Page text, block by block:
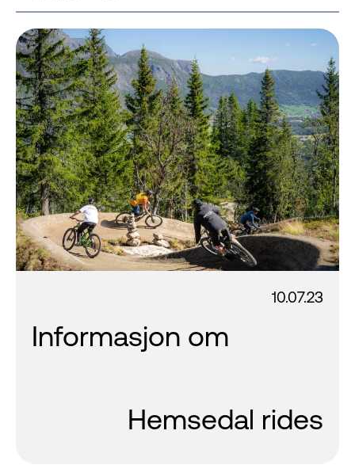
10.07.23
Informasjon om
Hemsedal rides